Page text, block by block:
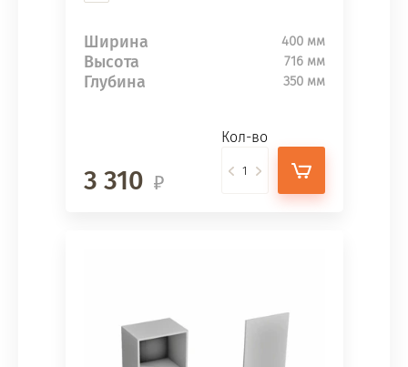
Ширина 400 мм
Высота 716 мм
Глубина 350 мм
3 310
Кол-во